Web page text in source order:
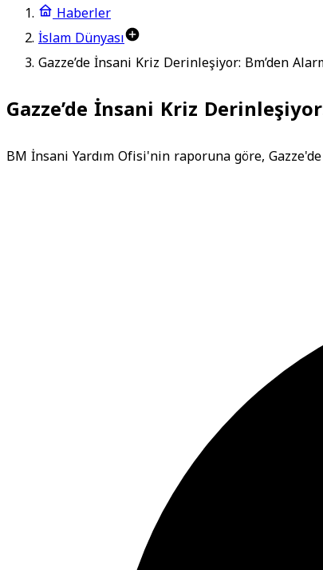
Haberler
İslam Dünyası
Gazze’de İnsani Kriz Derinleşiyor: Bm’den
Gazze’de İnsani Kriz
BM İnsani Yardım Ofisi'nin raporuna göre,